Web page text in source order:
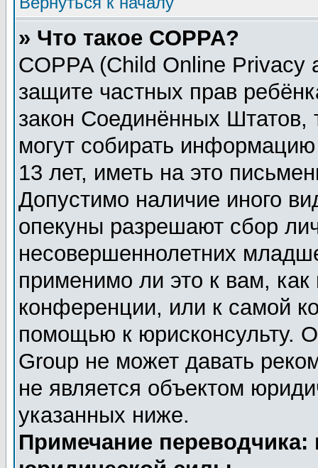
» Что такое COPPA?
COPPA (Child Online Privacy
защите частных прав
закон Соединённых Штатов,
могут собирать
13 лет, иметь на это
Допустимо наличие иного
опекуны разрешают сбор
несовершеннолетних
применимо ли это к вам,
конференции, или к самой
помощью к юрисконсульту.
Group не может давать
не является объектом
указанных ниже.
Примечание